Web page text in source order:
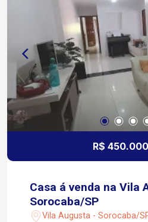
R$
Casa á venda na Vila
Sorocaba/SP
Vila Augusta - Sorocaba/